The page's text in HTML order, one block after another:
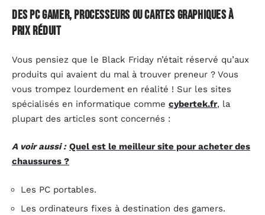
Des PC gamer, processeurs ou cartes graphiques à
prix réduit
Vous pensiez que le Black Friday n’était réservé qu’aux
produits qui avaient du mal à trouver preneur ? Vous
vous trompez lourdement en réalité ! Sur les sites
spécialisés en informatique comme cybertek.fr, la
plupart des articles sont concernés :
A voir aussi : Quel est le meilleur site pour acheter des
chaussures ?
Les PC portables.
Les ordinateurs fixes à destination des gamers.